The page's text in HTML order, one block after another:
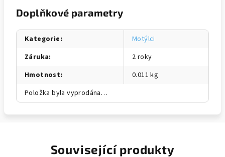
Doplňkové parametry
Kategorie:
Motýlci
Záruka:
2 roky
Hmotnost:
0.011 kg
Položka byla vyprodána…
Související produkty